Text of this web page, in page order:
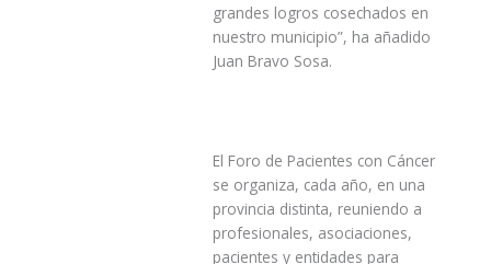
grandes logros cosechados en
nuestro municipio”, ha añadido
Juan Bravo Sosa.
El Foro de Pacientes con Cáncer
se organiza, cada año, en una
provincia distinta, reuniendo a
profesionales, asociaciones,
pacientes y entidades para